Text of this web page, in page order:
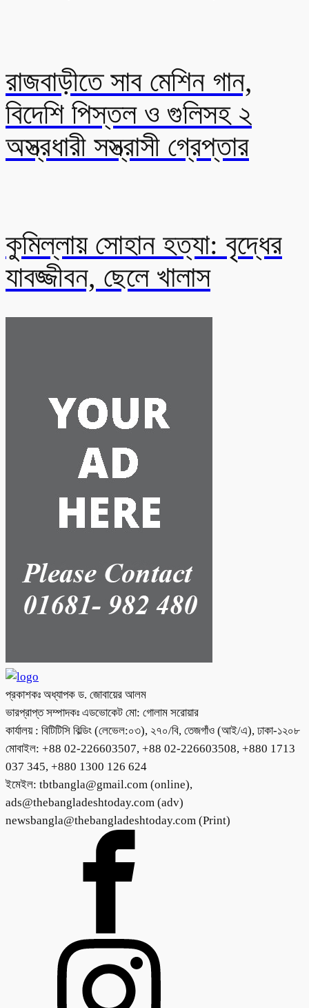
রাজবাড়ীতে সাব মেশিন গান,
বিদেশি পিস্তল ও গুলিসহ ২
অস্ত্রধারী সস্ত্রাসী গ্রেপ্তার
কুমিল্লায় সোহান হত্যা: বৃদ্ধের
যাবজ্জীবন, ছেলে খালাস
প্রকাশকঃ অধ্যাপক ড. জোবায়ের আলম
ভারপ্রাপ্ত সম্পাদকঃ এডভোকেট মো: গোলাম সরোয়ার
কার্যালয় : বিটিটিসি বিল্ডিং (লেভেল:০৩), ২৭০/বি, তেজগাঁও (আই/এ), ঢাকা-১২০৮
মোবাইল: +88 02-226603507, +88 02-226603508, +880 1713
037 345, +880 1300 126 624
ইমেইল: tbtbangla@gmail.com (online),
ads@thebangladeshtoday.com (adv)
newsbangla@thebangladeshtoday.com (Print)